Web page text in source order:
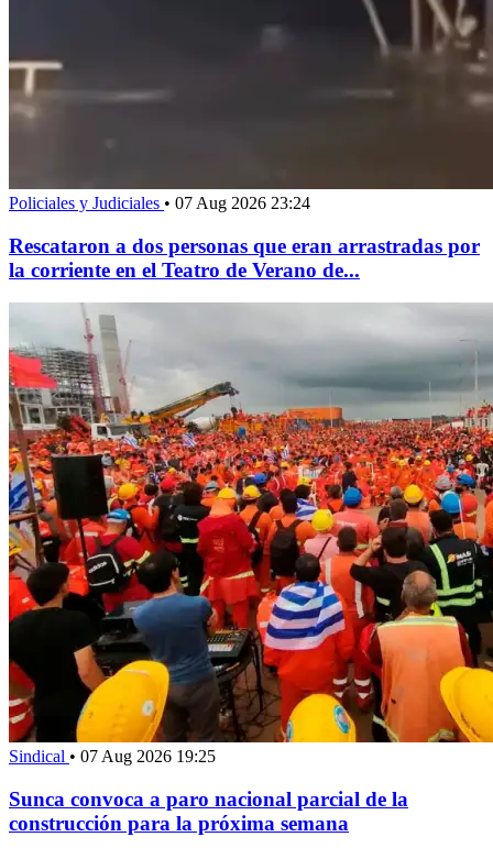
Policiales y Judiciales • 07 Aug 2026 23:24
Rescataron a dos personas que eran arrastradas por
la corriente en el Teatro de Verano de...
Sindical • 07 Aug 2026 19:25
Sunca convoca a paro nacional parcial de la
construcción para la próxima semana